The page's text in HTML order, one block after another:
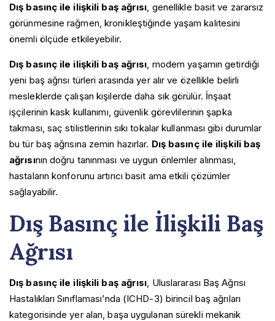
Dış basınç ile ilişkili baş ağrısı , genellikle basit ve zararsız
görünmesine rağmen, kronikleştiğinde yaşam kalitesini
önemli ölçüde etkileyebilir.
Dış basınç ile ilişkili baş ağrısı , modern yaşamın getirdiği
yeni baş ağrısı türleri arasında yer alır ve özellikle belirli
mesleklerde çalışan kişilerde daha sık görülür. İnşaat
işçilerinin kask kullanımı, güvenlik görevlilerinin şapka
takması, saç stilistlerinin sıkı tokalar kullanması gibi durumlar
bu tür baş ağrısına zemin hazırlar. Dış basınç ile ilişkili baş
ağrısının doğru tanınması ve uygun önlemler alınması,
hastaların konforunu artırıcı basit ama etkili çözümler
sağlayabilir.
Dış Basınç ile İlişkili Baş
Ağrısı
Dış basınç ile ilişkili baş ağrısı , Uluslararası Baş Ağrısı
Hastalıkları Sınıflaması’nda (ICHD-3) birincil baş ağrıları
kategorisinde yer alan, başa uygulanan sürekli mekanik